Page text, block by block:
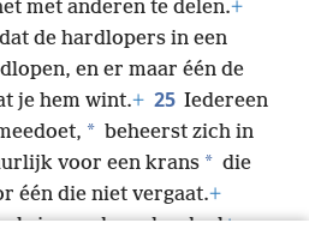
met anderen te delen.+
de hardlopers in een
en er maar één de
je hem wint.+ 25 Iedereen
* beheerst zich in
voor een krans * die
één die niet vergaat.+
iemand zonder doel+en